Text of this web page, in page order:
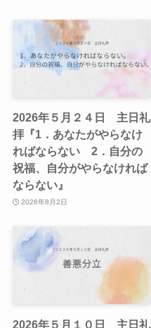
2026年５月２４日 主日礼
拝『1．あなたがやらなけ
ればならない 2．自分の
祝福、自分がやらなければ
ならない』
2026年8月2日
2026年５月１０日 主日礼